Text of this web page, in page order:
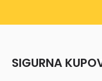
SIGURNA